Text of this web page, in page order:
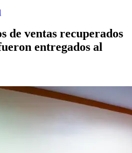
de ventas recuperados
entregados al